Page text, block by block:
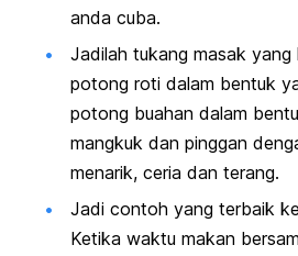
anda cuba.
Jadilah tukang masak
potong roti dalam bentuk
potong buahan dalam
mangkuk dan pinggan
menarik, ceria dan terang.
Jadi contoh yang terbaik
Ketika waktu makan